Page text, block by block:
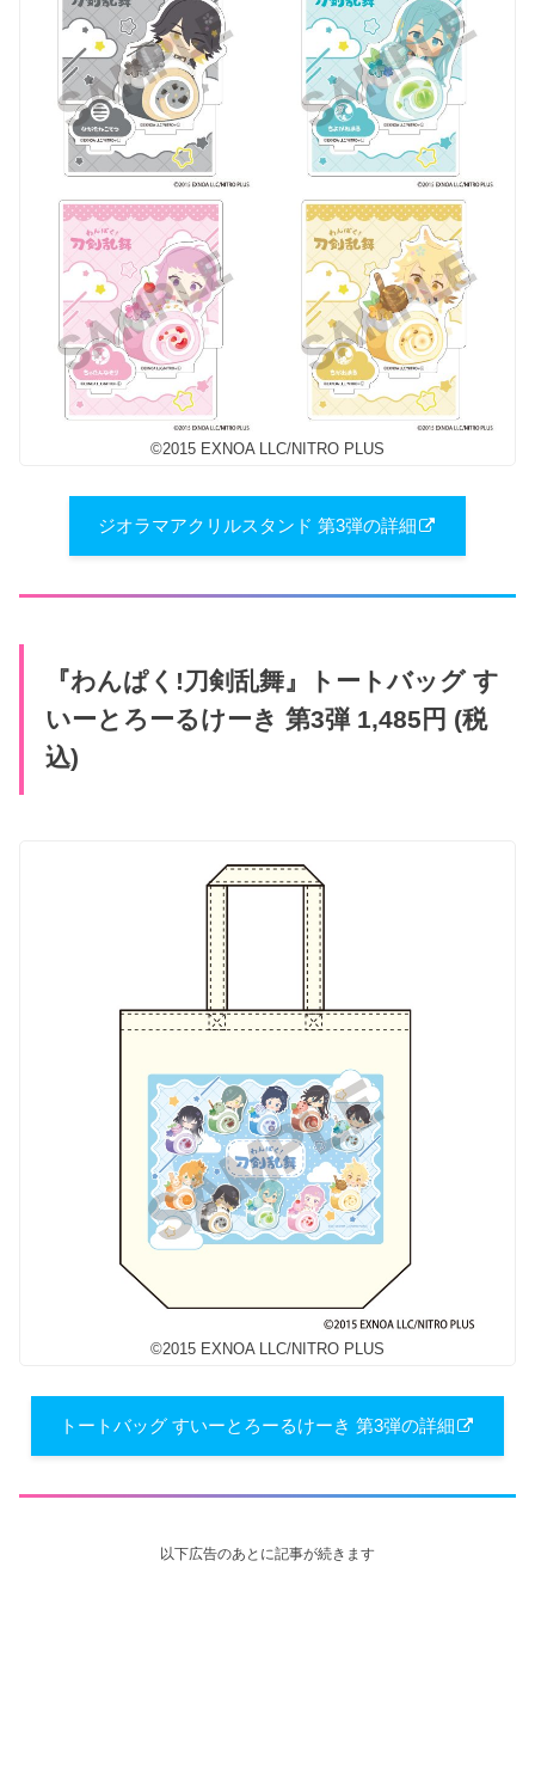
©2015 EXNOA LLC/NITRO PLUS
ジオラマアクリルスタンド 第3弾の詳細
『わんぱく​!刀剣乱舞』​トートバッグ す
いーとろーるけーき 第3弾 1,485円 (税
込)
©2015 EXNOA LLC/NITRO PLUS
トートバッグ すいーとろーるけーき 第3弾の詳細
以下広告のあとに記事が続きます